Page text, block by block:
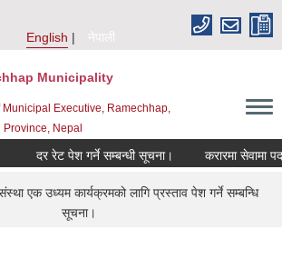
English
नेपाली
Municipality
Municipal Executive, Ramechhap,
Province, Nepal
दर रेट पेश गर्ने सम्बन्धी सूचना। करारमा सेवामा पदपूर्ति
एक उध्यम कार्यक्रमको लागि प्रस्ताव पेश गर्ने सम्बन्धि
सूचना।